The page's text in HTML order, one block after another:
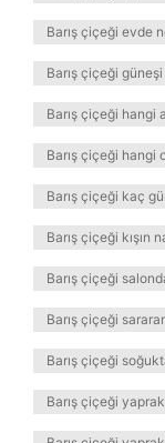
Barış çiçeği evde
Barış çiçeği
Barış çiçeği hangi
Barış çiçeği hangi
Barış çiçeği kaç
Barış çiçeği kışın
Barış çiçeği
Barış çiçeği
Barış çiçeği
Barış çiçeği